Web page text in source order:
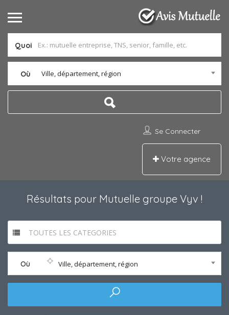
Quoi
Où Ville, département, région
Se Connecter
Votre agence
Résultats pour Mutuelle groupe Vyv !
TOUTES LES CATEGORIES
Où Ville, département, région